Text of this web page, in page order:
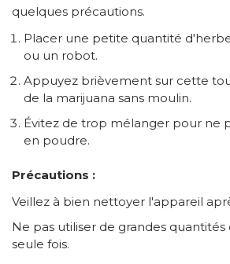
quelques précautions.
Placer une petite quantité
ou un robot.
Appuyez brièvement sur cette
de la marijuana sans moulin.
Évitez de trop mélanger pour ne
en poudre.
Précautions :
Veillez à bien nettoyer l'appareil
Ne pas utiliser de grandes
seule fois.